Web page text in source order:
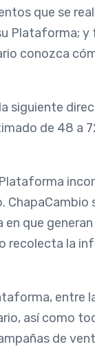
que se
Plataforma;
conozca
siguiente
de 48 a
que generan
recolecta la
entre
así como
de